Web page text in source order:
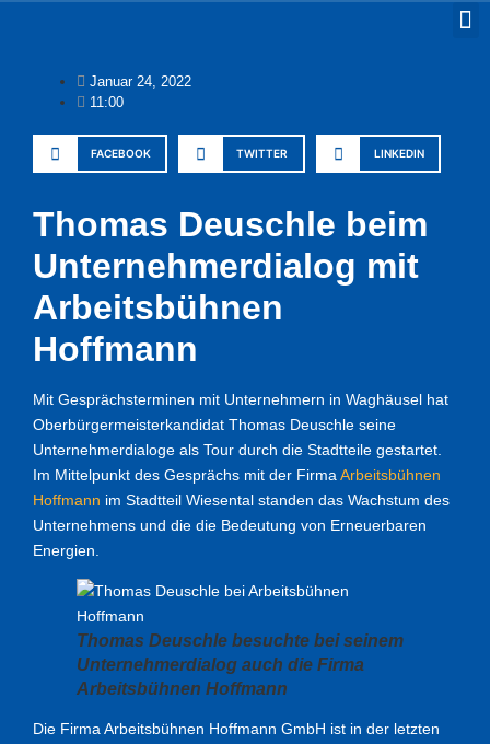
Januar 24, 2022
11:00
FACEBOOK TWITTER LINKEDIN
Thomas Deuschle beim
Unternehmerdialog mit
Arbeitsbühnen
Hoffmann
Mit Gesprächsterminen mit Unternehmern in Waghäusel hat
Oberbürgermeisterkandidat Thomas Deuschle seine
Unternehmerdialoge als Tour durch die Stadtteile gestartet.
Im Mittelpunkt des Gesprächs mit der Firma Arbeitsbühnen
Hoffmann im Stadtteil Wiesental standen das Wachstum des
Unternehmens und die die Bedeutung von Erneuerbaren
Energien.
Thomas Deuschle besuchte bei seinem
Unternehmerdialog auch die Firma
Arbeitsbühnen Hoffmann
Die Firma Arbeitsbühnen Hoffmann GmbH ist in der letzten